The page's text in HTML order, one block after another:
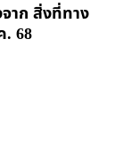
าก สิ่งที่ทาง
. 68